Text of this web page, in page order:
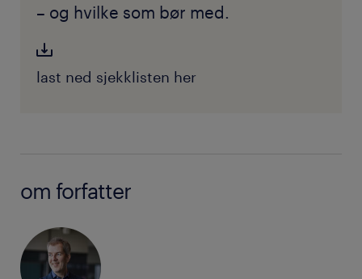
– og hvilke som bør med.
last ned sjekklisten her
om forfatter